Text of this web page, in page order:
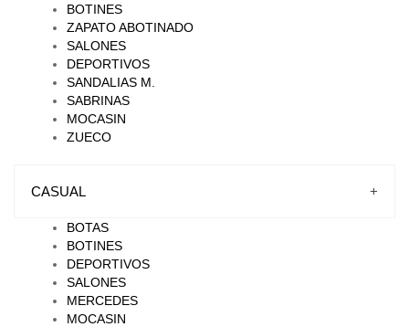
BOTINES
ZAPATO ABOTINADO
SALONES
DEPORTIVOS
SANDALIAS M.
SABRINAS
MOCASIN
ZUECO
CASUAL +
BOTAS
BOTINES
DEPORTIVOS
SALONES
MERCEDES
MOCASIN